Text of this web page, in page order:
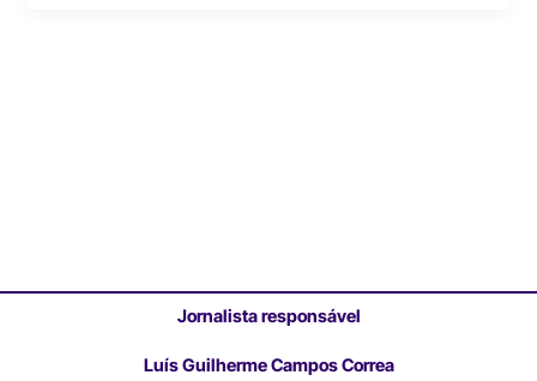
Jornalista responsável
Luís Guilherme Campos Correa